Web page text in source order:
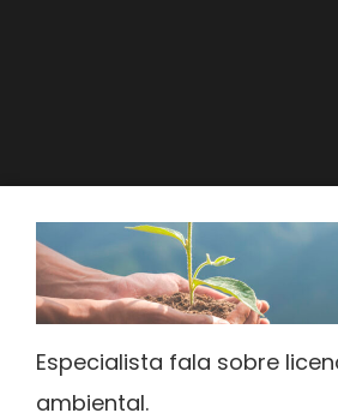
Especialista fala sobre
ambiental.